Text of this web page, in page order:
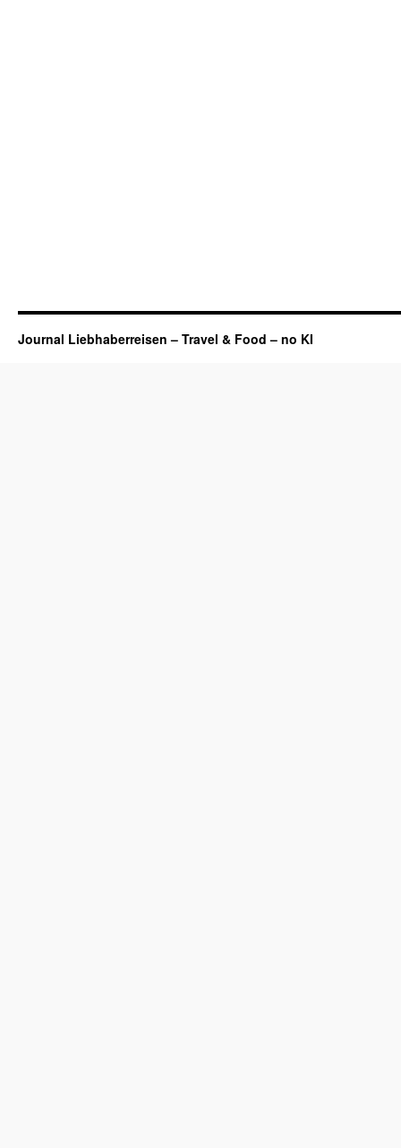
Journal Liebhaberreisen – Travel & Food – no KI